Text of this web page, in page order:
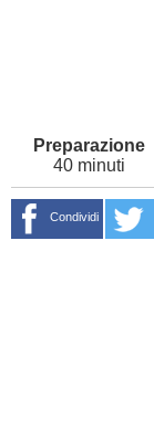
40 minuti
Condividi